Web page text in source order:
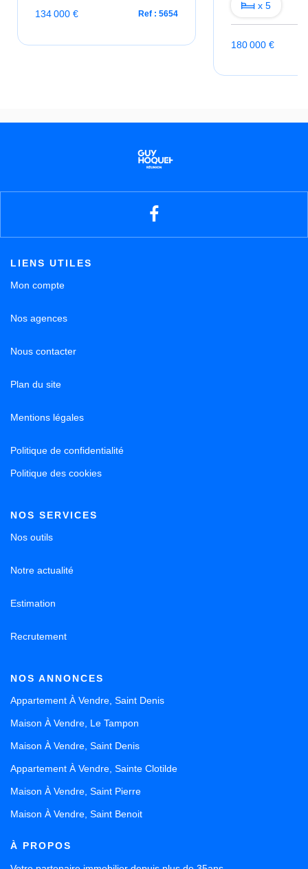
134 000 € Ref : 5654
x 5
180 000 €
LIENS UTILES
Mon compte
Nos agences
Nous contacter
Plan du site
Mentions légales
Politique de confidentialité
Politique des cookies
NOS SERVICES
Nos outils
Notre actualité
Estimation
Recrutement
NOS ANNONCES
Appartement À Vendre, Saint Denis
Maison À Vendre, Le Tampon
Maison À Vendre, Saint Denis
Appartement À Vendre, Sainte Clotilde
Maison À Vendre, Saint Pierre
Maison À Vendre, Saint Benoit
À PROPOS